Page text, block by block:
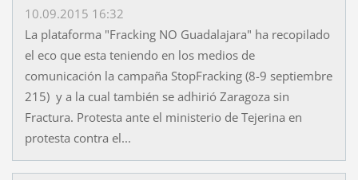
10.09.2015 16:32
La plataforma "Fracking NO Guadalajara" ha recopilado
el eco que esta teniendo en los medios de
comunicación la campaña StopFracking (8-9 septiembre
215) y a la cual también se adhirió Zaragoza sin
Fractura. Protesta ante el ministerio de Tejerina en
protesta contra el...